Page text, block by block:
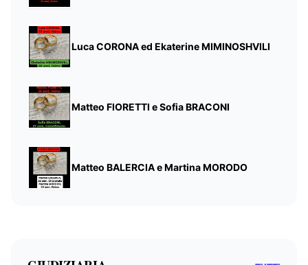
Luca CORONA ed Ekaterine MIMINOSHVILI
Matteo FIORETTI e Sofia BRACONI
Matteo BALERCIA e Martina MORODO